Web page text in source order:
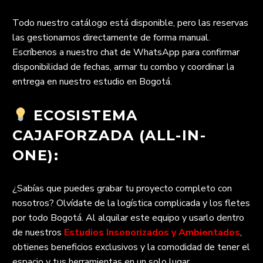
Todo nuestro catálogo está disponible, pero las reservas
las gestionamos directamente de forma manual.
Escríbenos a nuestro chat de WhatsApp para confirmar
disponibilidad de fechas, armar tu combo y coordinar la
entrega en nuestro estudio en Bogotá.
ECOSISTEMA
CAJAFORZADA (ALL-IN-
ONE):
¿Sabías que puedes grabar tu proyecto completo con
nosotros? Olvídate de la logística complicada y los fletes
por todo Bogotá. Al alquilar este equipo y usarlo dentro
de nuestros Estudios Insonorizados y Ambientados,
obtienes beneficios exclusivos y la comodidad de tener el